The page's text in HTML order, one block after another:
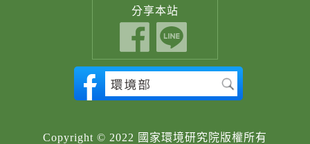
分享本站
Copyright © 2022 國家環境研究院版權所有